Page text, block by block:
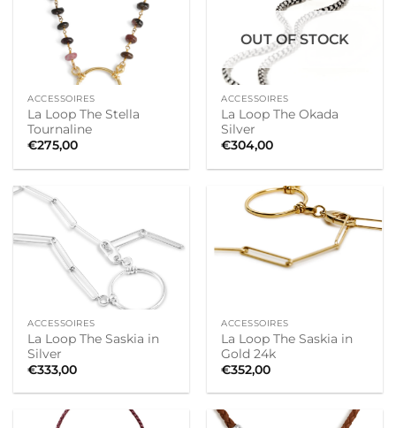
ACCESSOIRES
La Loop The Stella
Tournaline
€275,00
OUT OF STOCK
ACCESSOIRES
La Loop The Okada
Silver
€304,00
ACCESSOIRES
La Loop The Saskia in
Silver
€333,00
ACCESSOIRES
La Loop The Saskia in
Gold 24k
€352,00